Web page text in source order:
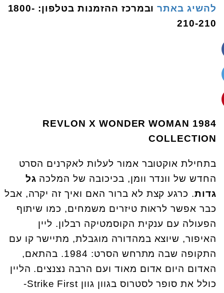
להשיג באתר
ובמרכז ההזמנות בטלפון: 1800-
210-210
REVLON X WONDER WOMAN 1984
COLLECTION
בתחילת אוקטובר אמור לעלות לאקרנים הסרט
החדש של וונדר וומן, בכיכובה של המלכה גל
גדות. כרגע קצת לא ברור האם ואיך זה יקרה, אבל
כבר אפשר לראות טיזרים משמחים, כמו שיתוף
הפעולה עם ענקית הקוסמטיקה רבלון. ליין
האיפור, שיוצא במהדורה מוגבלת, מתיישר קו עם
התקופה שבה מתרחש הסרט: 1984. בהתאם,
האדום היום אדום מאוד ועם הרבה נצנצים. הליין
כולל את סופר לסטרוס בגוון גוון Strike First-